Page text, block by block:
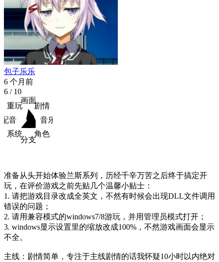
包子乐乐
6 个月前
6 / 10
画面
剧情
音乐
角色
分支
系统
配音
重玩
准备从头开始体验兰斯系列，历经千辛万苦之后终于搞定开
玩，在评价游戏之前先贴几个温馨小贴士：
1. 请把游戏目录改成全英文，不然有时候会出现DLL文件调用
错误的问题；
2. 请用兼容模式的windows7/​8游玩，并用管理员模式打开；
3. windows显示设置里的缩放改成100%，不然游戏画面会显示
不全。
主线：剧情简单，专注于主线剧情的话我怀疑10小时以内绝对